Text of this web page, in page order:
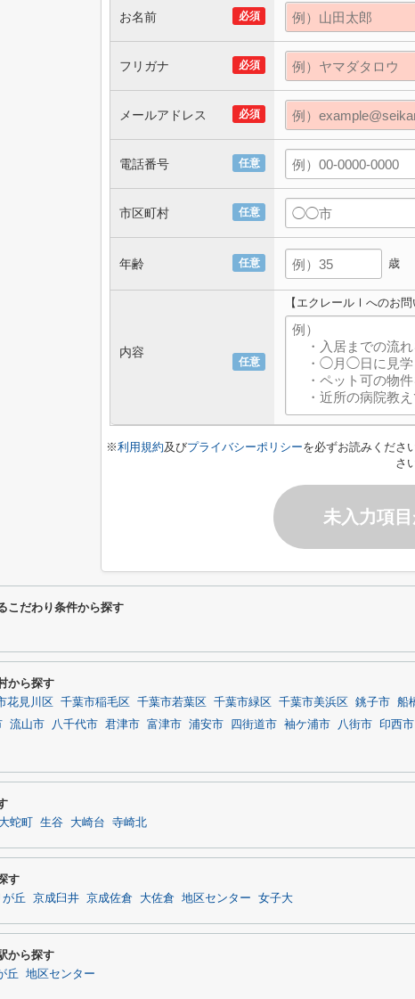
必須
お名前
必須
フリガナ
必須
メールアドレス
任意
電話番号
任意
市区町村
任意
年齢 歳
任意
内容
【エクレールⅠへのお問
※利用規約及びプライバシーポリシーを必ずお読みくださ
さ
未入力項
こだわり条件から探す
から探す
花見川区 千葉市稲毛区 千葉市若葉区 千葉市緑区 千葉市美浜区 銚子市 船
流山市 八千代市 君津市 富津市 浦安市 四街道市 袖ケ浦市 八街市 印西市
大蛇町 生谷 大崎台 寺崎北
す
丘 京成臼井 京成佐倉 大佐倉 地区センター 女子大
から探す
丘 地区センター